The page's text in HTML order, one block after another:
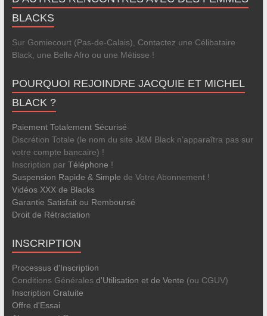
BLACKS
Sur Gomiecourt (Pas-de-Calais), Contactez une Célibataire
Black, une Belle Afro ou une Métisse !
POURQUOI REJOINDRE JACQUIE ET MICHEL
BLACK ?
Paiement Totalement Sécurisé
Discrétion Totale (le nom du site J&M Black n’apparaîtra pas sur
votre compte bancaire) !
Inscription par Téléphone !
Suspension Rapide & Simple de Votre Abonnement !
Vidéos XXX de Blacks
Garantie Satisfait ou Remboursé
Droit de Rétractation
INSCRIPTION
Processus d'Inscription
Conditions Générales d'Utilisation et de Vente (ou CGUV)
Inscription Gratuite
Offre d'Essai